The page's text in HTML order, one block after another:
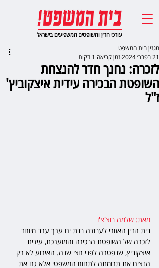
עורכי הדין והשופטים המשפיעים בישראל
לזכרה: נחנך חדר להנצחת
השופטת הבכירה עידית איצקוביץ'
ז"ל
מגזין בית המשפט
21 בפבר׳ 2024
זמן קריאה 1 דקות
מאת: שלמה בוצ'צ'ו
בית הדין האזורי לעבודה בבת ים ערך ערב מיוחד
לזכרה של השופטת הבכירה והמוערכת, עידית
איצקוביץ, שנפטרה לפני חצי שנה. האירוע לא רק
הנציח את תרומתה לתחום המשפטי אלא גם את